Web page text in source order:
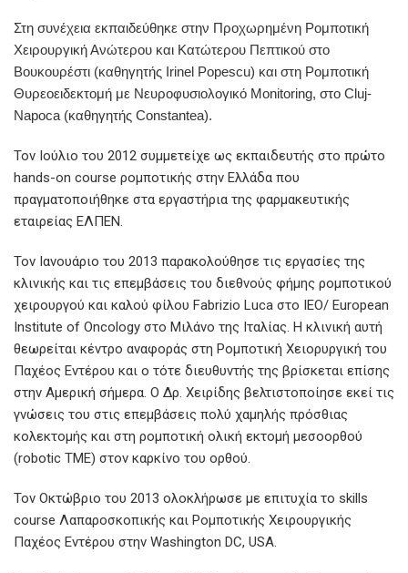
Στη συνέχεια εκπαιδεύθηκε στην Προχωρημένη Ρομποτική
Χειρουργική Ανώτερου και Κατώτερου Πεπτικού στο
Βουκουρέστι (καθηγητής Irinel Popescu) και στη Ρομποτική
Θυρεοειδεκτομή με Νευροφυσιολογικό Monitoring, στο Cluj-
Napoca (καθηγητής Constantea).
Τον Ιούλιο του 2012 συμμετείχε ως εκπαιδευτής στο πρώτο
hands-on course ρομποτικής στην Ελλάδα που
πραγματοποιήθηκε στα εργαστήρια της φαρμακευτικής
εταιρείας ΕΛΠΕΝ.
Τον Ιανουάριο του 2013 παρακολούθησε τις εργασίες της
κλινικής και τις επεμβάσεις του διεθνούς φήμης ρομποτικού
χειρουργού και καλού φίλου Fabrizio Luca στο ΙΕΟ/ European
Institute of Oncology στο Μιλάνο της Ιταλίας. Η κλινική αυτή
θεωρείται κέντρο αναφοράς στη Ρομποτική Χειορυργική του
Παχέος Εντέρου και ο τότε διευθυντής της βρίσκεται επίσης
στην Αμερική σήμερα. Ο Δρ. Χειρίδης βελτιστοποίησε εκεί τις
γνώσεις του στις επεμβάσεις πολύ χαμηλής πρόσθιας
κολεκτομής και στη ρομποτική ολική εκτομή μεσοορθού
(robotic TME) στον καρκίνο του ορθού.
Τον Οκτώβριο του 2013 ολοκλήρωσε με επιτυχία το skills
course Λαπαροσκοπικής και Ρομποτικής Χειρουργικής
Παχέος Εντέρου στην Washington DC, USA.